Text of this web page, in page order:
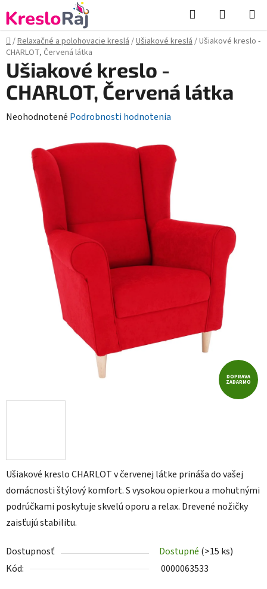
na
obsah
Hľadať
KOŠÍK
Domov
/Relaxačné a polohovacie kreslá/Ušiakové kreslá/Ušiakové kreslo -
CHARLOT, Červená látka
Ušiakové kreslo CHARLOT v červenej látke prináša do vašej
domácnosti štýlový komfort. S vysokou opierkou a mohutnými
podrúčkami poskytuje skvelú oporu a relax. Drevené nožičky
zaisťujú stabilitu.
Dostupnosť Dostupné (>15 ks)
Kód:
0000063533
Ušiakové kreslo -
CHARLOT, Červená látka
Priemerné
produktu
hviezdičiek.
Neohodnotené Podrobnosti hodnotenia
DOPRAVA
ZADARMO